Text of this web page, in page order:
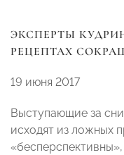
ЭКСПЕРТЫ
РЕЦЕПТАХ
19 июня 2017
Выступающие за
исходят из ложных